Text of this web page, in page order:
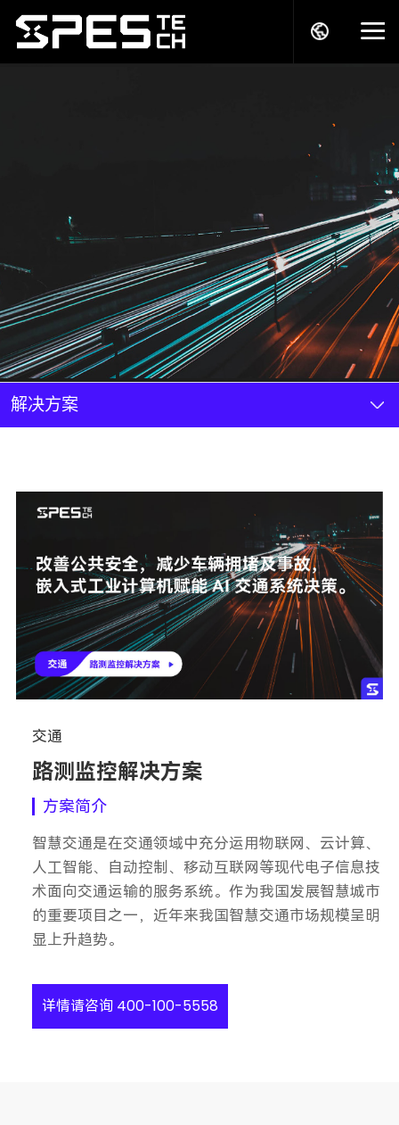
解决方案
服务支持
商务模式
新闻资讯
加入我们
解决方案
交通
路测监控解决方案
方案简介
智慧交通是在交通领域中充分运用物联网、云计算、
人工智能、自动控制、移动互联网等现代电子信息技
术面向交通运输的服务系统。作为我国发展智慧城市
的重要项目之一，近年来我国智慧交通市场规模呈明
显上升趋势。
详情请咨询 400-100-5558